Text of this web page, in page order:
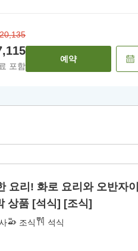
포함
예약
요리! 화로 요리와 오반자이
상품 [석식] [조식]
조식 석식